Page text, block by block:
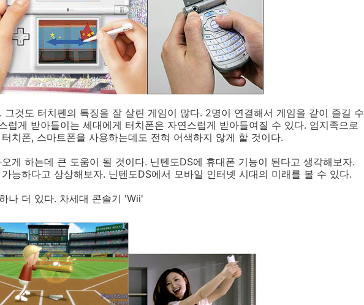
그것도 터치펜의 특징을 잘 살린 게임이 많다. 2명이 연결해서 게임을 같이 즐길 수
럽게 받아들이는 세대에게 터치폰은 자연스럽게 받아들여질 수 있다. 엄지족으로
치폰, 스마트폰을 사용하는데도 전혀 어색하지 않게 할 것이다.
게 하는데 큰 도움이 될 것이다. 닌텐도DS에 휴대폰 기능이 된다고 생각해보자.
능하다고 상상해보자. 닌텐도DS에서 모바일 인터넷 시대의 미래를 볼 수 있다.
나 더 있다. 차세대 콘솔기 'Wii'